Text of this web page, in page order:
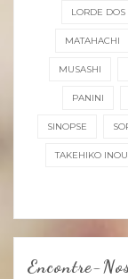
LORDE DOS
MATAHACHI
MUSASHI
PANINI
SINOPSE
TAKEHIKO
Encontre-